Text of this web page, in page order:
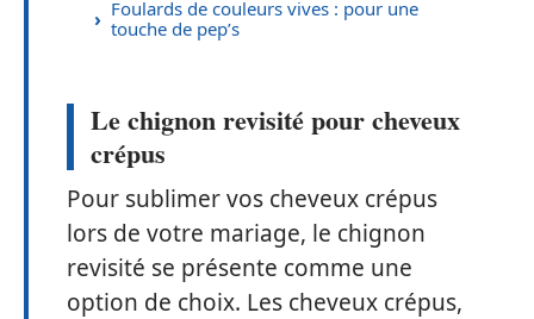
Foulards de couleurs vives : pour une
touche de pep’s
Le chignon revisité pour cheveux
crépus
Pour sublimer vos cheveux crépus
lors de votre mariage, le chignon
revisité se présente comme une
option de choix. Les cheveux crépus,